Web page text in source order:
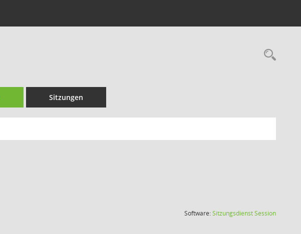
Sitzungen
Software:SitzungsdienstSession(Wird in